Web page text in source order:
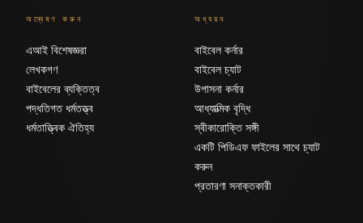
অন্বেষণ করুন
এআই বিশেষজ্ঞরা
লেখকগণ
বাইবেলের ব্যক্তিত্ব
পদ্ধতিগত ধর্মতত্ত্ব
ধর্মতাত্ত্বিক ঐতিহ্য
অধ্যয়ন
বাইবেল কর্নার
বাইবেল চ্যাট
উপাসনা কর্নার
আধ্যাত্মিক বৃদ্ধি
স্বীকারোক্তি সঙ্গী
একটি পিডিএফ ফাইলের সাথে চ্যাট
করুন
প্রতারণা সনাক্তকারী